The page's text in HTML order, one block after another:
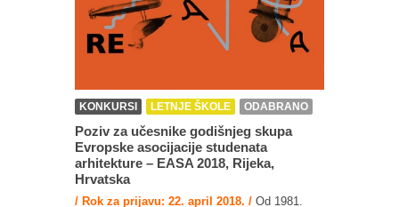
KONKURSI LETNJE ŠKOLE ODABRANO
Poziv za učesnike godišnjeg skupa
Evropske asocijacije studenata
arhitekture – EASA 2018, Rijeka,
Hrvatska
/ Rok za prijavu: 22. april 2018. / Od 1981.